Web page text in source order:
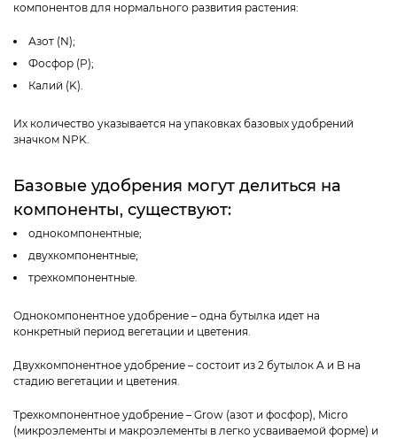
компонентов для нормального развития растения:
Азот (N);
Фосфор (P);
Калий (K).
Их количество указывается на упаковках базовых удобрений
значком NPK.
Базовые удобрения могут делиться на
компоненты, существуют:
однокомпонентные;
двухкомпонентные;
трехкомпонентные.
Однокомпонентное удобрение – одна бутылка идет на
конкретный период вегетации и цветения.
Двухкомпонентное удобрение – состоит из 2 бутылок A и B на
стадию вегетации и цветения.
Трехкомпонентное удобрение – Grow (азот и фосфор), Micro
(микроэлементы и макроэлементы в легко усваиваемой форме) и